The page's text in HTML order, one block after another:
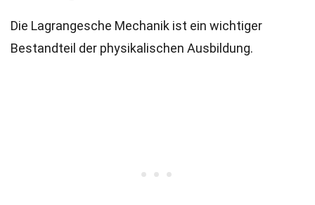
Die Lagrangesche Mechanik ist ein wichtiger
Bestandteil der physikalischen Ausbildung.